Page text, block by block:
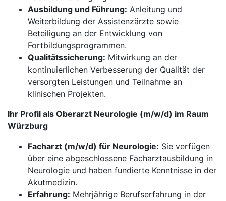
Ausbildung und Führung: Anleitung und
Weiterbildung der Assistenzärzte sowie
Beteiligung an der Entwicklung von
Fortbildungsprogrammen.
Qualitätssicherung: Mitwirkung an der
kontinuierlichen Verbesserung der Qualität der
versorgten Leistungen und Teilnahme an
klinischen Projekten.
Ihr Profil als Oberarzt Neurologie (m/w/d) im Raum
Würzburg
Facharzt (m/w/d) für Neurologie: Sie verfügen
über eine abgeschlossene Facharztausbildung in
Neurologie und haben fundierte Kenntnisse in der
Akutmedizin.
Erfahrung: Mehrjährige Berufserfahrung in der